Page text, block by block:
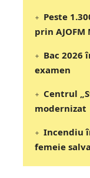
Peste
prin
Bac 2026
examen
Centrul
modernizat
Incendiu
femeie